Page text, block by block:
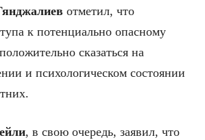
отметил, что
к потенциально опасному
сказаться на
и психологическом состоянии
, в свою очередь, заявил, что